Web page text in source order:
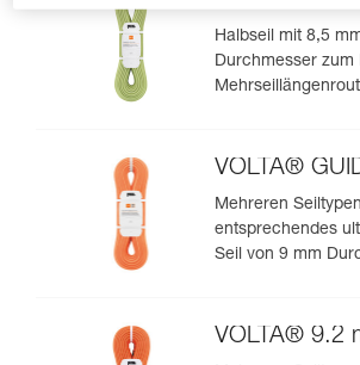
Halbseil mit 8,5
Durchmesser zum
VOLTA®
Mehreren Seiltypen
entsprechendes
Seil von 9 mm
Klettern oder
VOLTA® 9.2